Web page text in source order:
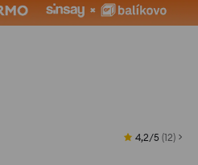
4,2/5 (12)